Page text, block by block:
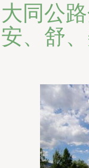
大同公路
安、舒